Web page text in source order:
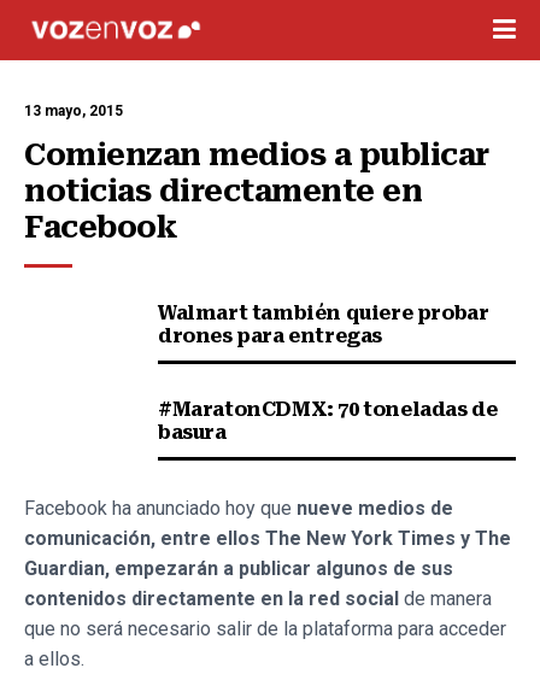
13 mayo, 2015
Comienzan medios a publicar
noticias directamente en
Facebook
Walmart también quiere probar
drones para entregas
#MaratonCDMX: 70 toneladas de
basura
Facebook ha anunciado hoy que nueve medios de
comunicación, entre ellos The New York Times y The
Guardian, empezarán a publicar algunos de sus
contenidos directamente en la red social de manera
que no será necesario salir de la plataforma para acceder
a ellos.